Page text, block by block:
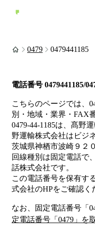
0479 0479441185
電話番号 0479441185/
こちらのページでは、
別・地域・業界・FAX
0479-44-1185は、 髙野
野運輸株式会社は ビジ
茨城県神栖市波崎９２
回線種別は固定電話で
話株式会社です。
この電話番号を保有す
式会社のHPをご確認く
なお、固定電話番号「
定電話番号「 0479 」を